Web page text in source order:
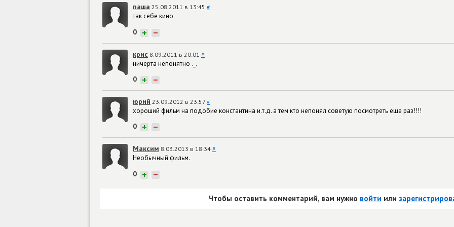
паша 25.08.2011 в 13:45 #
так себе кино
0 + −
крис 8.09.2011 в 20:01 #
ничерта непонятно ._.
0 + −
юрий 23.09.2012 в 23:57 #
хороший фильм на подобие константина и.т.д. а тем кто непонял советую посмотреть еще раз!!!!
0 + −
Максим 8.03.2013 в 18:34 #
Необычный фильм.
0 + −
Чтобы оставить комментарий, вам нужно войти или